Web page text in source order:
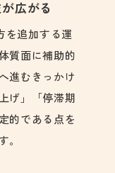
広がる
を追加する運
質面に補助的
進むきっかけ
げ」「停滞期
的である点を